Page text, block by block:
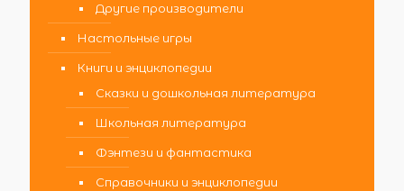
Другие производители
Настольные игры
Книги и энциклопедии
Сказки и дошкольная литература
Школьная литература
Фэнтези и фантастика
Справочники и энциклопедии